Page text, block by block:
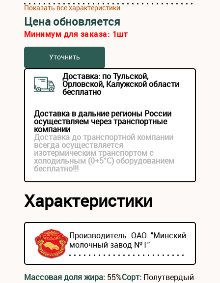
Показать все характеристики
Цена обновляется
Минимум для заказа: 1шт
Уточнить
Доставка: по Тульской,
Орловской, Калужской области
бесплатно
Доставка в дальние регионы России
осуществляем через транспортные
компании
Доставка до транспортной компании
всегда осуществляется
изотермическим транспортом с
холодильным (0+5°С) оборудованием
бесплатно!!!
Характеристики
Производитель ОАО "Минский
молочный завод №1"
Массовая доля жира: 55%Сорт: Полутвердый